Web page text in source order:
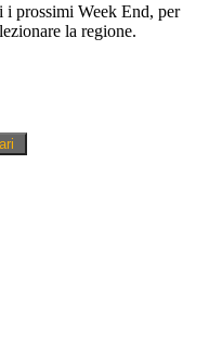
i prossimi Week End, per
la regione.